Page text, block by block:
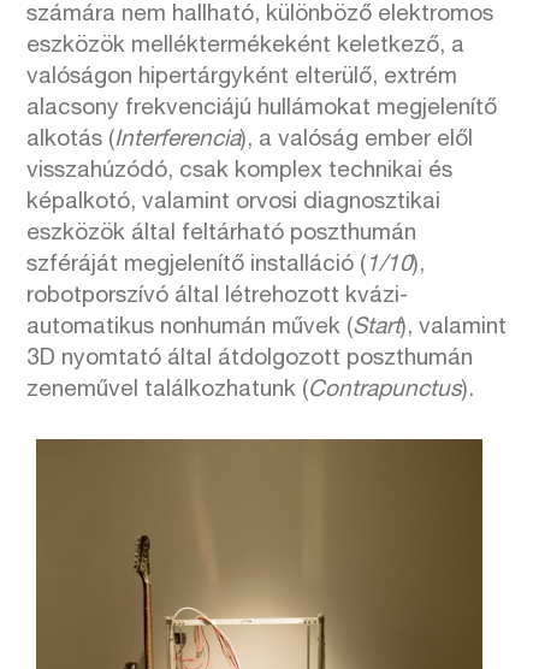
számára nem hallható, különböző elektromos
eszközök melléktermékeként keletkező, a
valóságon hipertárgyként elterülő, extrém
alacsony frekvenciájú hullámokat megjelenítő
alkotás (Interferencia), a valóság ember elől
visszahúzódó, csak komplex technikai és
képalkotó, valamint orvosi diagnosztikai
eszközök által feltárható poszthumán
szféráját megjelenítő installáció ( 1/10),
robotporszívó által létrehozott kvázi-
automatikus nonhumán művek (Start), valamint
3D nyomtató által átdolgozott poszthumán
zeneművel találkozhatunk (Contrapunctus).